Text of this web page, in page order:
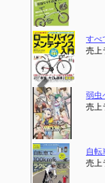
(コスミックムック)
たい人に (大人の自由時間mini)